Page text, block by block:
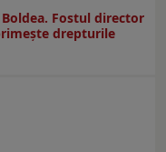
Fostul director
drepturile